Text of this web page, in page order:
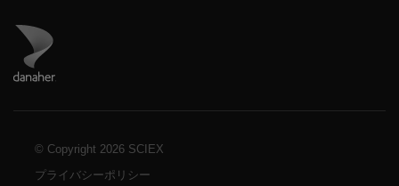
ダナハーのサイトにアクセス
© Copyright 2026 SCIEX
プライバシーポリシー